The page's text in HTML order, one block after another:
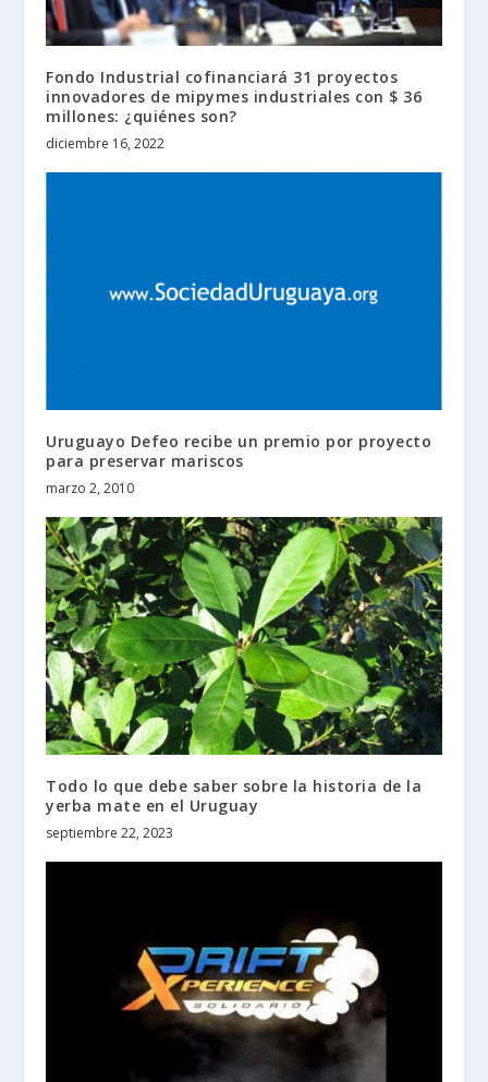
Fondo Industrial cofinanciará 31 proyectos
innovadores de mipymes industriales con $ 36
millones: ¿quiénes son?
diciembre 16, 2022
Uruguayo Defeo recibe un premio por proyecto
para preservar mariscos
marzo 2, 2010
Todo lo que debe saber sobre la historia de la
yerba mate en el Uruguay
septiembre 22, 2023